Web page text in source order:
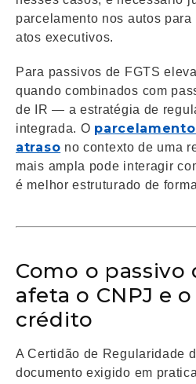
parcelamento nos autos
atos executivos.
Para passivos de FGTS
quando combinados com
de IR — a estratégia de
integrada. O
atraso no contexto de uma
mais ampla pode interagir
é melhor estruturado de
Como o passivo
afeta o CNPJ e
crédito
A Certidão de Regularidade
documento exigido em